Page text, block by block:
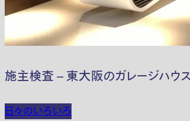
施主検査 – 東大阪のガレージハウ
日々のいろいろ